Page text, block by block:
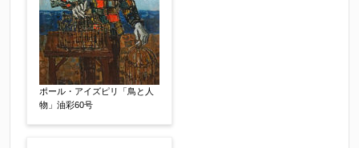
その他 【任意】
ポール・アイズピリ「鳥と人
物」油彩60号